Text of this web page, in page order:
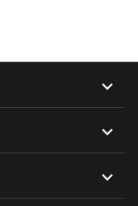


